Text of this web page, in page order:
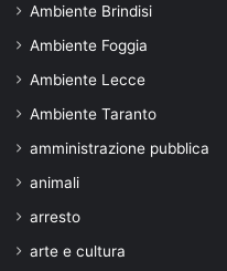
Ambiente Brindisi
Ambiente Foggia
Ambiente Lecce
Ambiente Taranto
amministrazione pubblica
animali
arresto
arte e cultura